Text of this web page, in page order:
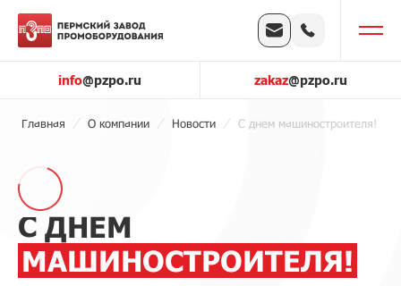
info@pzpo.ru zakaz@pzpo.ru
Главная О компании Новости С днем машиностроителя!
С ДНЕМ
МАШИНОСТРОИТЕЛЯ!